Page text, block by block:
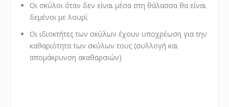
Οι σκύλοι όταν δεν είναι μέσα στη θάλασσα θα είναι
δεμένοι με λουρί
Οι ιδιοκτήτες των σκύλων έχουν υποχρέωση για την
καθαριότητα των σκύλων τους (συλλογή και
απομάκρυνση ακαθαρσιών)